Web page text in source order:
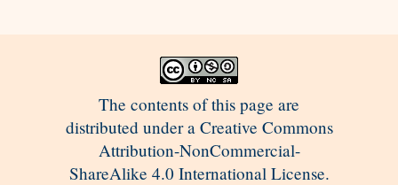
The contents of this page are
distributed under a Creative Commons
Attribution-NonCommercial-
ShareAlike 4.0 International License.